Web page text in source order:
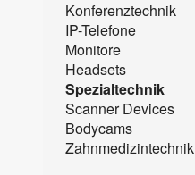
Konferenztechnik
IP-Telefone
Monitore
Headsets
Spezialtechnik
Scanner Devices
Bodycams
Zahnmedizintechnik